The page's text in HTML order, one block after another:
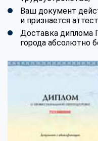
Ваш документ
и признается
Доставка диплома
города абсолютно